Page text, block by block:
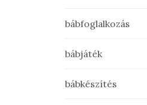
bábfoglalkozás
bábjáték
bábkészítés